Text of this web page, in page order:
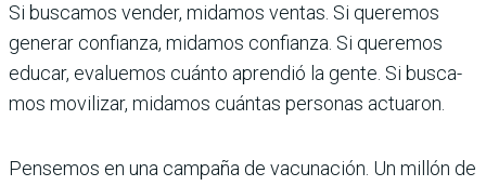
Si buscamos vender, mida­mos ventas. Si queremos
generar confianza, midamos confianza. Si queremos
educar, evaluemos cuánto aprendió la gente. Si busca­
mos movilizar, midamos cuántas personas actuaron.
Pensemos en una campaña de vacunación. Un millón de